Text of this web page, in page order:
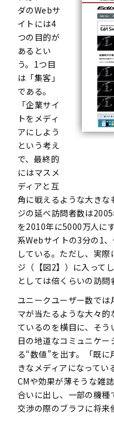
ダのWebサ
イトには4
つの目的が
あるとい
う。1つ目
は「集客」
である。
「企業サイ
トをメディ
アにしよう
という考え
で、最終的
にはマスメ
ディアと互
角に戦えるような大き
ジの延べ訪問者数は
を2010年に5000万人に
系Webサイトの3分の1
している。ただし、実
ジ（【図2】）に入って
としては倍くらいの訪問
ユニークユーザー数で
マが当たるような大々的
ているのを横目に、そ
日の地道なコミュニケ
る“数値”を出す。「既
きなメディアになって
CMや効果が薄そうな雑
合いに出し、一部の機
交渉の際のブラフに将来